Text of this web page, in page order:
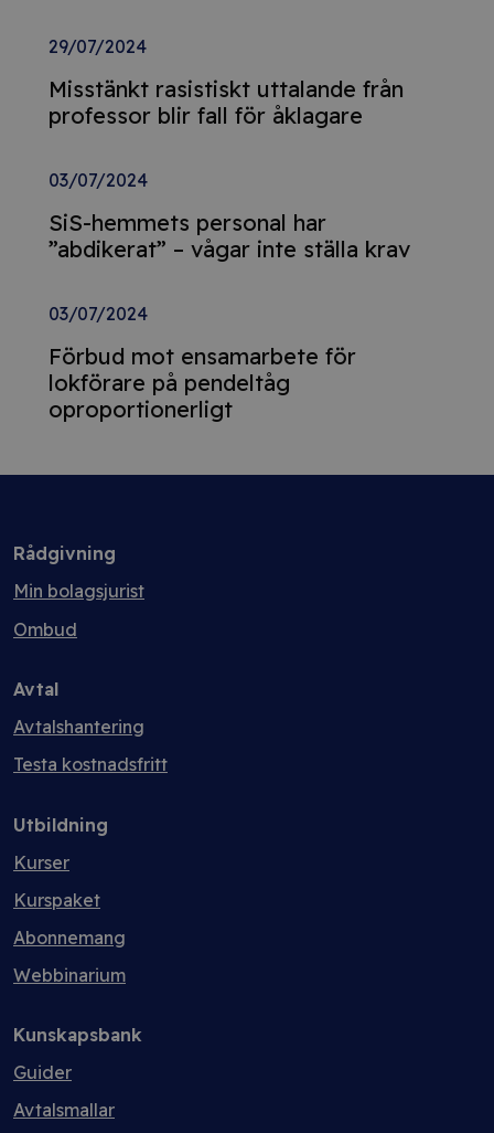
29/07/2024
Misstänkt rasistiskt uttalande från
professor blir fall för åklagare
03/07/2024
SiS-hemmets personal har
”abdikerat” – vågar inte ställa krav
03/07/2024
Förbud mot ensamarbete för
lokförare på pendeltåg
oproportionerligt
Rådgivning
Min bolagsjurist
Ombud
Avtal
Avtalshantering
Testa kostnadsfritt
Utbildning
Kurser
Kurspaket
Abonnemang
Webbinarium
Kunskapsbank
Guider
Avtalsmallar